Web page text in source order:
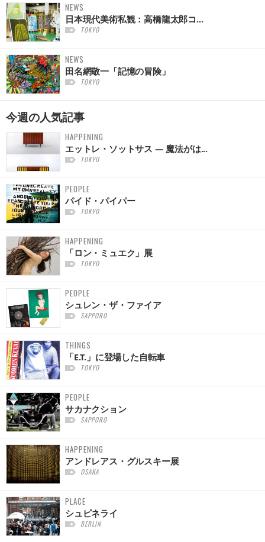
NEWS
日本現代美術私観：高橋龍太郎コ...
TOKYO
NEWS
田名網敬一「記憶の冒険」
TOKYO
今週の人気記事
HAPPENING
エットレ・ソットサス — 魔法がは...
TOKYO
PEOPLE
パイド・パイパー
TOKYO
HAPPENING
「ロン・ミュエク」展
TOKYO
PEOPLE
シュレン・ザ・ファイア
SAPPORO
THINGS
「E.T.」に登場した自転車
TOKYO
PEOPLE
サカナクション
SAPPORO
HAPPENING
アンドレアス・グルスキー展
OSAKA
PLACE
シュピネライ
BERLIN